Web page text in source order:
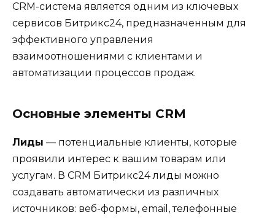
CRM-система является одним из ключевых
сервисов Битрикс24, предназначенным для
эффективного управления
взаимоотношениями с клиентами и
автоматизации процессов продаж.
Основные элементы CRM
Лиды — потенциальные клиенты, которые
проявили интерес к вашим товарам или
услугам. В CRM Битрикс24 лиды можно
создавать автоматически из различных
источников: веб-формы, email, телефонные